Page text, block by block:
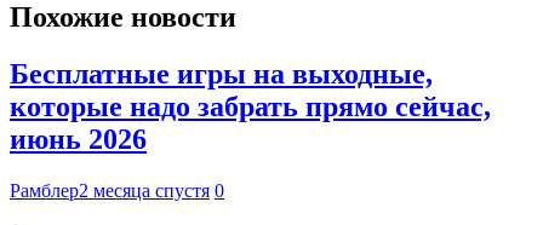
Похожие новости
Бесплатные игры на выходные,
которые надо забрать прямо сейчас,
июнь 2026
Рамблер2 месяца спустя 0